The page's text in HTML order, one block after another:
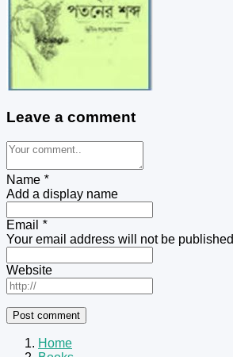
Leave a comment
Name *
Add a display name
Email *
Your email address will not be published
Website
Home